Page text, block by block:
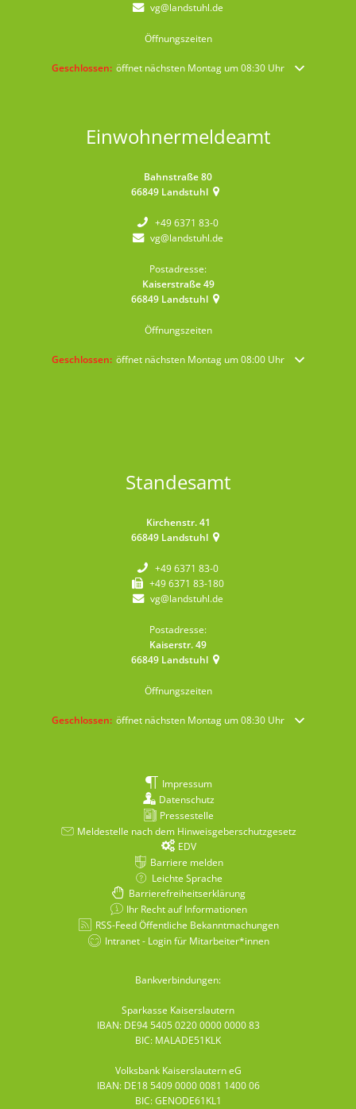
vg@landstuhl.de
Öffnungszeiten
Klicken, um weitere Öffnungs- oder Schließzeiten auszublenden
Geschlossen: öffnet nächsten Montag um 08:30 Uhr
Einwohnermeldeamt
Bahnstraße 80
66849 Landstuhl
+49 6371 83-0
vg@landstuhl.de
Postadresse:
Kaiserstraße 49
66849 Landstuhl
Öffnungszeiten
Klicken, um weitere Öffnungs- oder Schließzeiten auszublenden
Geschlossen: öffnet nächsten Montag um 08:00 Uhr
Standesamt
Kirchenstr. 41
66849 Landstuhl
+49 6371 83-0
+49 6371 83-180
vg@landstuhl.de
Postadresse:
Kaiserstr. 49
66849 Landstuhl
Öffnungszeiten
Klicken, um weitere Öffnungs- oder Schließzeiten auszublenden
Geschlossen: öffnet nächsten Montag um 08:30 Uhr
Impressum
Datenschutz
Pressestelle
Meldestelle nach dem Hinweisgeberschutzgesetz
EDV
Barriere melden
Leichte Sprache
Barrierefreiheitserklärung
Ihr Recht auf Informationen
RSS-Feed Öffentliche Bekanntmachungen
Intranet - Login für Mitarbeiter*innen
Bankverbindungen:
Sparkasse Kaiserslautern
IBAN: DE94 5405 0220 0000 0000 83
BIC: MALADE51KLK
Volksbank Kaiserslautern eG
IBAN: DE18 5409 0000 0081 1400 06
BIC: GENODE61KL1